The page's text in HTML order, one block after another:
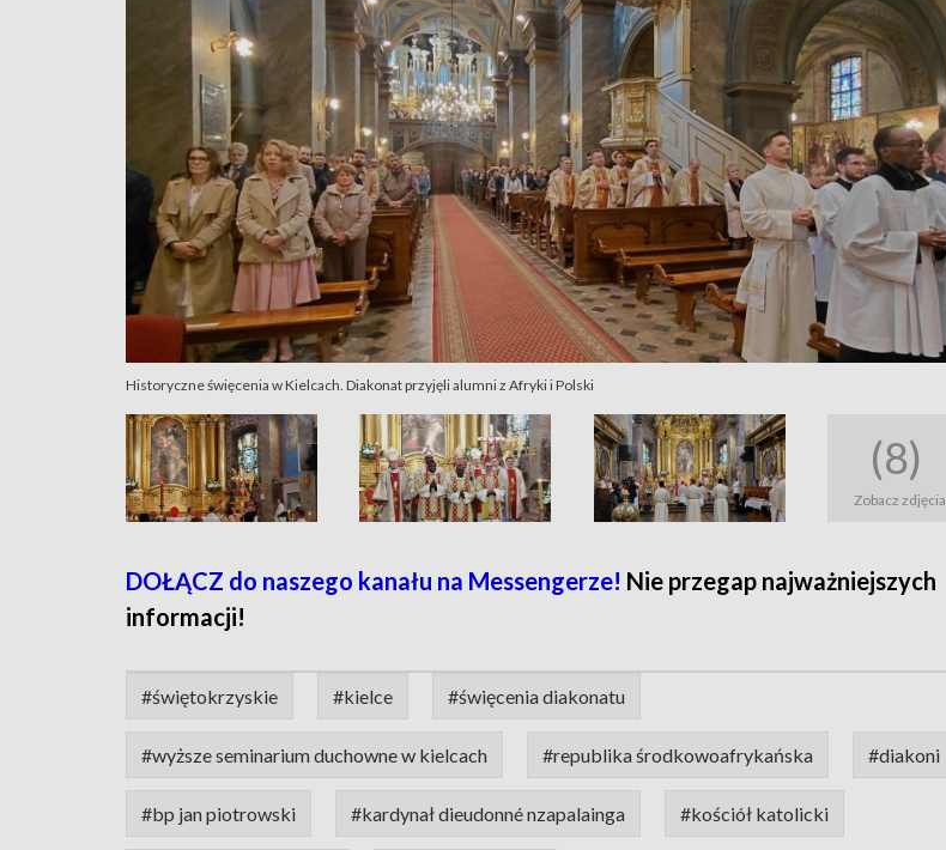
Historyczne święcenia w Kielcach. Diakonat przyjęli alumni z Afryki i Polski
(8)
Zobacz zdjęcia
DOŁĄCZ do naszego kanału na Messengerze! Nie przegap najważniejszych
informacji!
#świętokrzyskie #kielce #święcenia diakonatu
#wyższe seminarium duchowne w kielcach #republika środkowoafrykańska #diakoni
#bp jan piotrowski #kardynał dieudonné nzapalainga #kościół katolicki